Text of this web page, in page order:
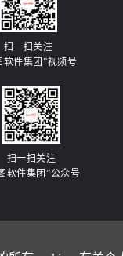
扫一扫关注
软件集团”视频号
扫一扫关注
软件集团”公众号